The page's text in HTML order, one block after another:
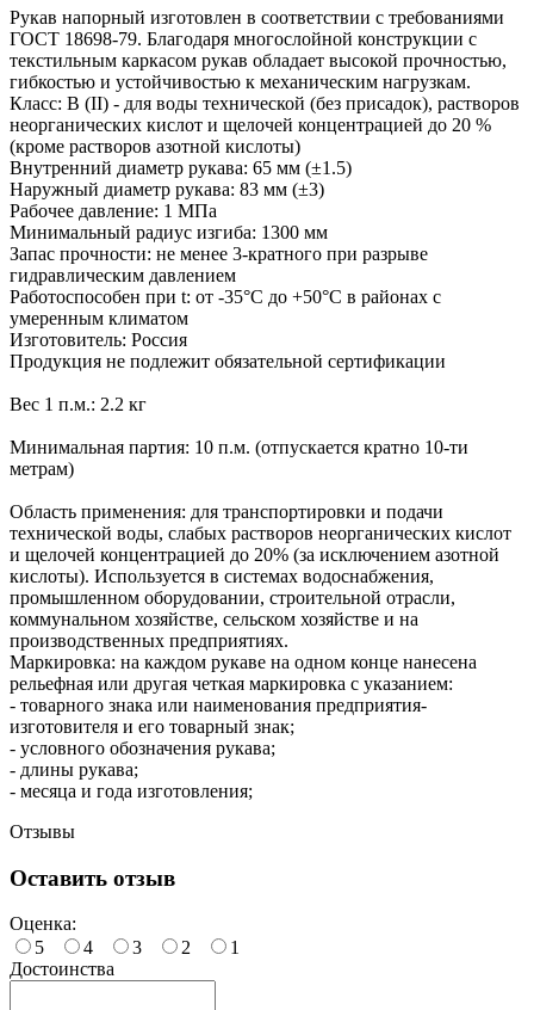
Рукав напорный изготовлен в соответствии с требованиями
ГОСТ 18698-79. Благодаря многослойной конструкции с
текстильным каркасом рукав обладает высокой прочностью,
гибкостью и устойчивостью к механическим нагрузкам.
Класс: В (II) - для воды технической (без присадок), растворов
неорганических кислот и щелочей концентрацией до 20 %
(кроме растворов азотной кислоты)
Внутренний диаметр рукава: 65 мм (±1.5)
Наружный диаметр рукава: 83 мм (±3)
Рабочее давление: 1 МПа
Минимальный радиус изгиба: 1300 мм
Запас прочности: не менее 3-кратного при разрыве
гидравлическим давлением
Работоспособен при t: от -35°С до +50°С в районах с
умеренным климатом
Изготовитель: Россия
Продукция не подлежит обязательной сертификации
Вес 1 п.м.: 2.2 кг
Минимальная партия: 10 п.м. (отпускается кратно 10-ти
метрам)
Область применения: для транспортировки и подачи
технической воды, слабых растворов неорганических кислот
и щелочей концентрацией до 20% (за исключением азотной
кислоты). Используется в системах водоснабжения,
промышленном оборудовании, строительной отрасли,
коммунальном хозяйстве, сельском хозяйстве и на
производственных предприятиях.
Маркировка: на каждом рукаве на одном конце нанесена
рельефная или другая четкая маркировка с указанием:
- товарного знака или наименования предприятия-
изготовителя и его товарный знак;
- условного обозначения рукава;
- длины рукава;
- месяца и года изготовления;
Отзывы
Оставить отзыв
Оценка:
5
4 3 2
1
Достоинства